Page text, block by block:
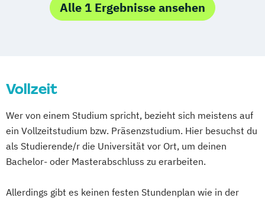
Betriebswirtschaft Cross-Border Studies
Digital Media Culture
Erwachsenenbildung und berufliche Bildung
Erziehungs- und Bildungswissenschaft
Game Studies and Engineering
Geographie
Geographie & Regionalforschung:
Alle 1 Ergebnisse ansehen
Vollzeit
Wer von einem Studium spricht, bezieht sich meistens auf
ein Vollzeitstudium bzw. Präsenzstudium. Hier besuchst du
als Studierende/r die Universität vor Ort, um deinen
Bachelor- oder Masterabschluss zu erarbeiten.
Allerdings gibt es keinen festen Stundenplan wie in der